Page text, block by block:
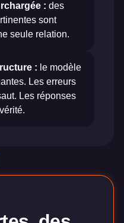
: des
sont
seule relation.
: le modèle
Les erreurs
Les réponses